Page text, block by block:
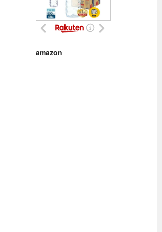
amazon